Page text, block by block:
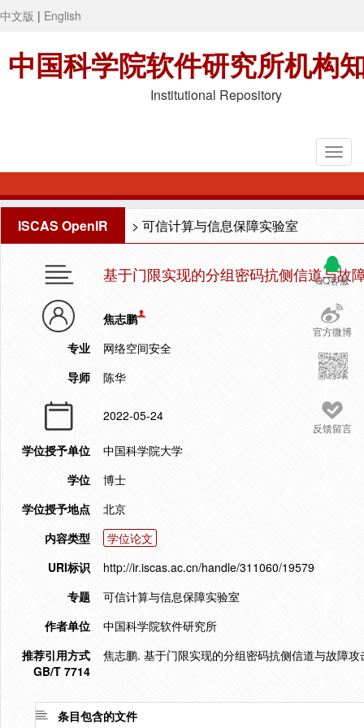
中文版 | English
中国科学院软件研究所机构
Institutional Repository
ISCAS OpenIR > 可信计算与信息保障实验室
QQ客服
官方微博
反馈留言
基于门限实现的分组密码抗侧信道与故
焦志鹏
专业
网络空间安全
导师
陈华
2022-05-24
学位授予单位
中国科学院大学
学位
博士
学位授予地点
北京
内容类型
学位论文
URI标识
http://ir.iscas.ac.cn/handle/311060/19579
专题
可信计算与信息保障实验室
作者单位
中国科学院软件研究所
推荐引用方式
GB/T 7714
焦志鹏. 基于门限实现的分组密码抗侧信道与故障
条目包含的文件